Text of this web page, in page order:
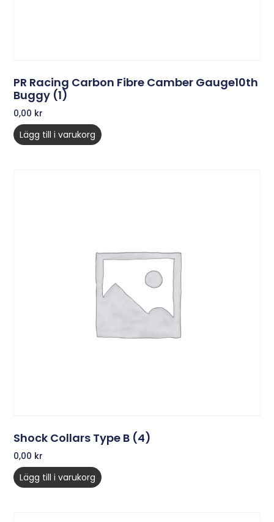
PR Racing Carbon Fibre Camber Gauge10th
Buggy (1)
0,00 kr
Lägg till i varukorg
Shock Collars Type B (4)
0,00 kr
Lägg till i varukorg